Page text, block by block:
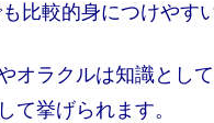
比較的身につけやす
オラクルは知識とし
て挙げられます。